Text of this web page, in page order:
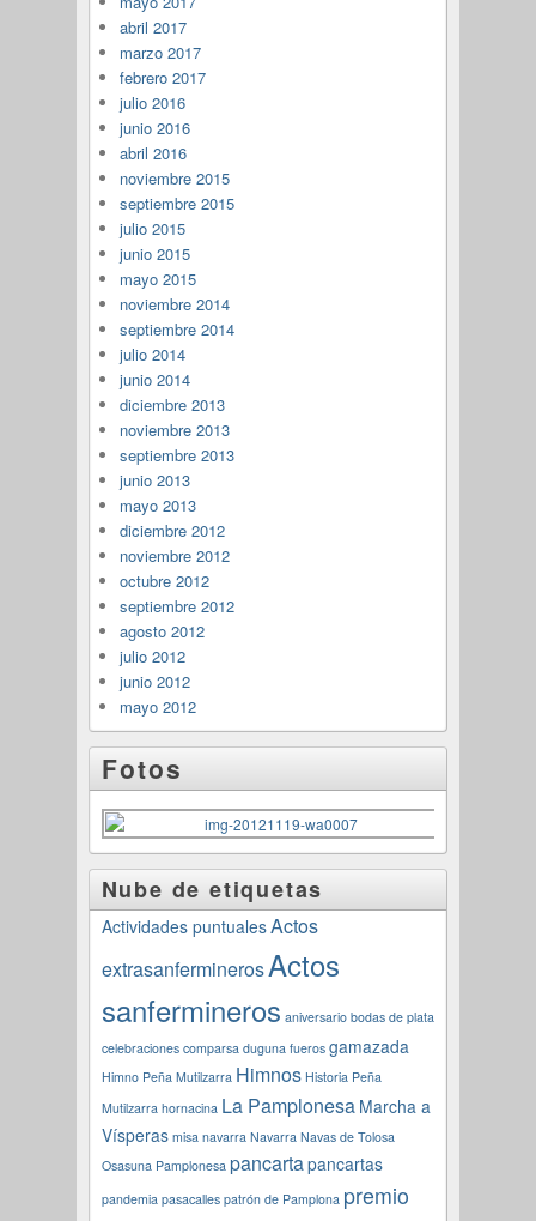
abril 2017
marzo 2017
febrero 2017
julio 2016
junio 2016
abril 2016
noviembre 2015
septiembre 2015
julio 2015
junio 2015
mayo 2015
noviembre 2014
septiembre 2014
julio 2014
junio 2014
diciembre 2013
noviembre 2013
septiembre 2013
junio 2013
mayo 2013
diciembre 2012
noviembre 2012
octubre 2012
septiembre 2012
agosto 2012
julio 2012
junio 2012
mayo 2012
Fotos
Nube de etiquetas
Actividades puntualesActos
extrasanferminerosActos
sanfermineros aniversario bodas de plata
celebraciones comparsa duguna fueros gamazada
Himno Peña Mutilzarra Himnos Historia Peña
Mutilzarra hornacina La Pamplonesa Marcha a
Vísperas misa navarra Navarra Navas de Tolosa
Osasuna Pamplonesa pancartapancartas
pandemia pasacalles patrón de Pamplona premio